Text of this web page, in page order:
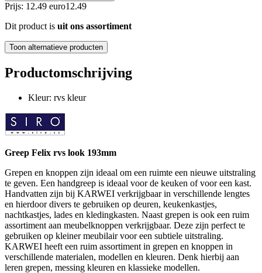
Prijs: 12.49 euro12.49
Dit product is uit ons assortiment
Toon alternatieve producten
Productomschrijving
Kleur: rvs kleur
Greep Felix rvs look 193mm
Grepen en knoppen zijn ideaal om een ruimte een nieuwe uitstraling
te geven. Een handgreep is ideaal voor de keuken of voor een kast.
Handvatten zijn bij KARWEI verkrijgbaar in verschillende lengtes
en hierdoor divers te gebruiken op deuren, keukenkastjes,
nachtkastjes, lades en kledingkasten. Naast grepen is ook een ruim
assortiment aan meubelknoppen verkrijgbaar. Deze zijn perfect te
gebruiken op kleiner meubilair voor een subtiele uitstraling.
KARWEI heeft een ruim assortiment in grepen en knoppen in
verschillende materialen, modellen en kleuren. Denk hierbij aan
leren grepen, messing kleuren en klassieke modellen.